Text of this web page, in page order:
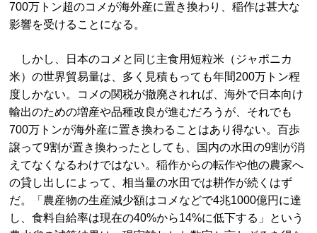
700万トン超のコメが海外産に置き換わり、稲作は甚大な
影響を受けることになる。
しかし、日本のコメと同じ主食用短粒米（ジャポニカ
米）の世界貿易量は、多く見積もっても年間200万トン程
度しかない。コメの関税が撤廃されれば、海外で日本向け
輸出のための増産や品種改良が進むだろうが、それでも
700万トンが海外産に置き換わることはあり得ない。百歩
譲って9割が置き換わったとしても、国内の水田の9割が消
えてなくなるわけではない。稲作からの転作や他の農家へ
の貸し出しによって、相当量の水田では耕作が続くはず
だ。「農産物の生産減少額はコメなどで4兆1000億円に達
し、食料自給率は現在の40%から14%に低下する」という